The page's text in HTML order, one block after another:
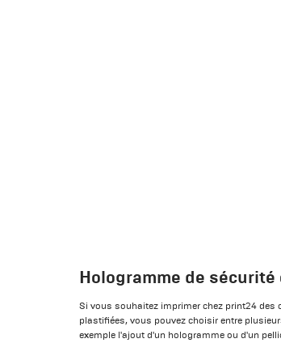
Hologramme de
Si vous souhaitez imprimer chez print24 des
plastifiées, vous pouvez choisir entre
exemple l'ajout d'un hologramme ou d'un